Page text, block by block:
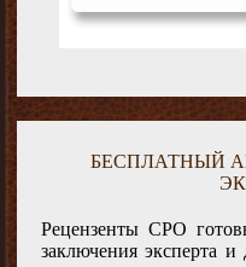
БЕСПЛАТНЫЙ
Рецензенты СРО
заключения эксперта